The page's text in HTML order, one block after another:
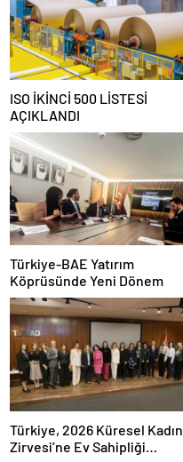
ISO İKİNCİ 500 LİSTESİ
AÇIKLANDI
Türkiye-BAE Yatırım
Köprüsünde Yeni Dönem
Türkiye, 2026 Küresel Kadın
Zirvesi’ne Ev Sahipliği